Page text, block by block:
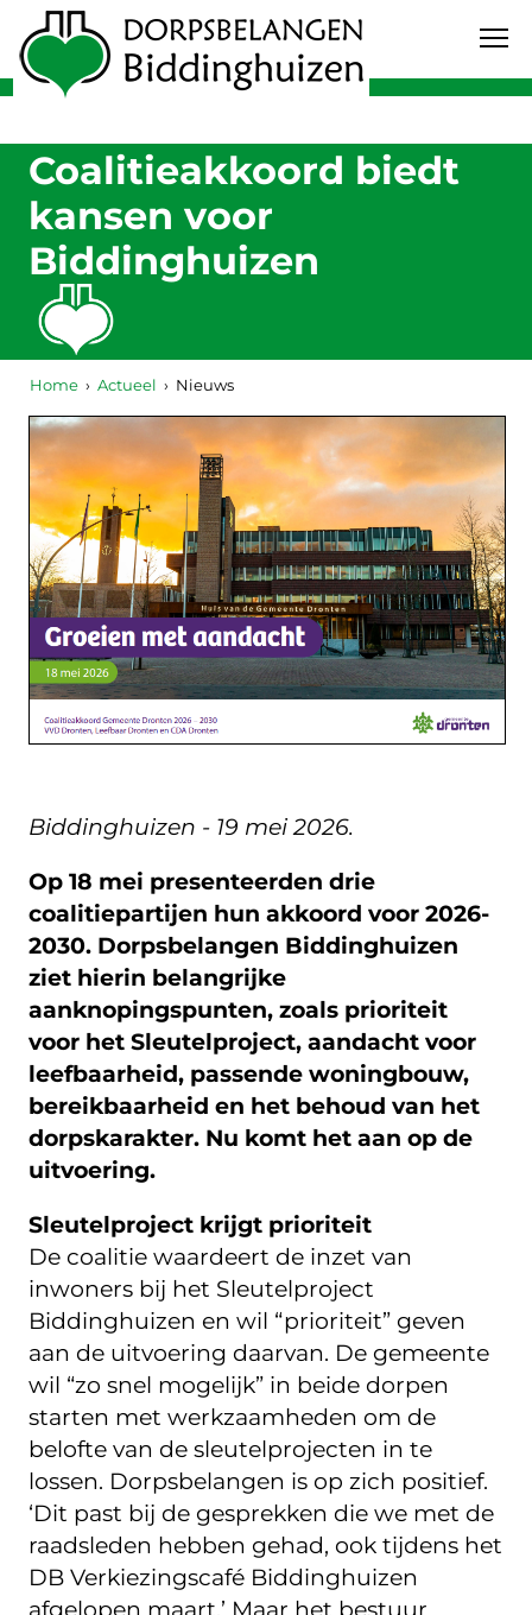
Coalitieakkoord biedt
kansen voor
Biddinghuizen
Home Actueel Nieuws
Biddinghuizen - 19 mei 2026.
Op 18 mei presenteerden drie
coalitiepartijen hun akkoord voor 2026-
2030. Dorpsbelangen Biddinghuizen
ziet hierin belangrijke
aanknopingspunten, zoals prioriteit
voor het Sleutelproject, aandacht voor
leefbaarheid, passende woningbouw,
bereikbaarheid en het behoud van het
dorpskarakter. Nu komt het aan op de
uitvoering.
Sleutelproject krijgt prioriteit
De coalitie waardeert de inzet van
inwoners bij het Sleutelproject
Biddinghuizen en wil “prioriteit” geven
aan de uitvoering daarvan. De gemeente
wil “zo snel mogelijk” in beide dorpen
starten met werkzaamheden om de
belofte van de sleutelprojecten in te
lossen. Dorpsbelangen is op zich positief.
‘Dit past bij de gesprekken die we met de
raadsleden hebben gehad, ook tijdens het
DB Verkiezingscafé Biddinghuizen